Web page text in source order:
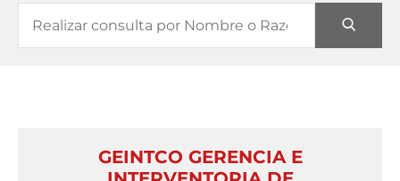
GEINTCO GERENCIA E